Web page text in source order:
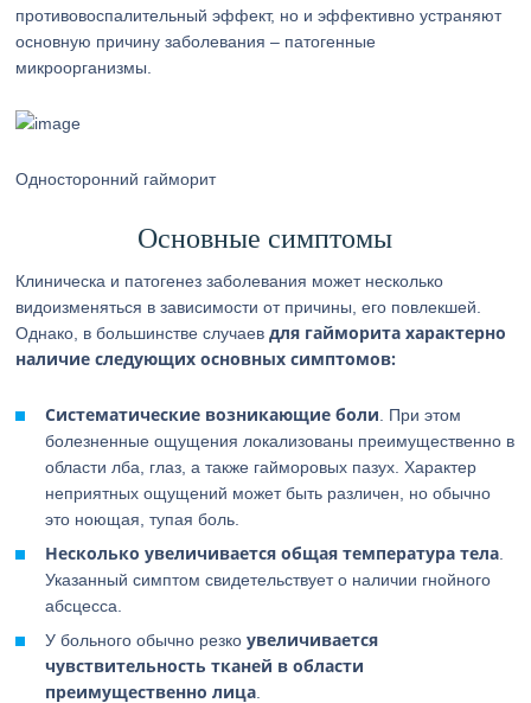
противовоспалительный эффект, но и эффективно устраняют
основную причину заболевания – патогенные
микроорганизмы.
Односторонний гайморит
Основные симптомы
Клиническа и патогенез заболевания может несколько
видоизменяться в зависимости от причины, его повлекшей.
Однако, в большинстве случаевдля гайморита характерно
наличие следующих основных симптомов:
Систематические возникающие боли . При этом
болезненные ощущения локализованы преимущественно в
области лба, глаз, а также гайморовых пазух. Характер
неприятных ощущений может быть различен, но обычно
это ноющая, тупая боль.
Несколько увеличивается общая температура тела
Указанный симптом свидетельствует о наличии гнойного
абсцесса.
У больного обычно резкоувеличивается
чувствительность тканей в области
преимущественно лица